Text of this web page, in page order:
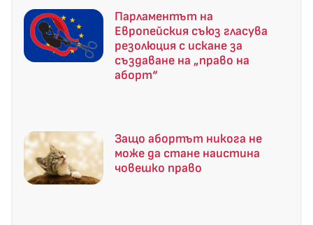
Парламентът на
Европейския съюз гласува
резолюция с искане за
създаване на „право на
аборт“
Защо абортът никога не
може да стане наистина
човешко право